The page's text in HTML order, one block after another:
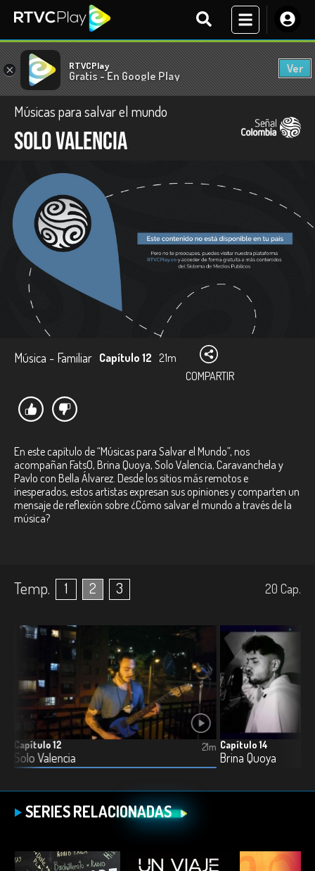
× RTVCPlay
Gratis - En Google Play
Ver
Músicas para salvar el mundo
Solo Valencia
Música - Familiar Capítulo 12 21m
COMPARTIR
En este capítulo de “Músicas para Salvar el Mundo”, nos
acompañan FatsO, Brina Quoya, Solo Valencia, Caravanchela y
Pavlo con Bella Álvarez. Desde los sitios más remotos e
inesperados, estos artistas expresan sus opiniones y comparten un
mensaje de reflexión sobre ¿Cómo salvar el mundo a través de la
música?
Temp. 1 2 3 20 Cap.
Capítulo 12
Solo Valencia
21m Capítulo 14
Brina Quoya
SERIES RELACIONADAS